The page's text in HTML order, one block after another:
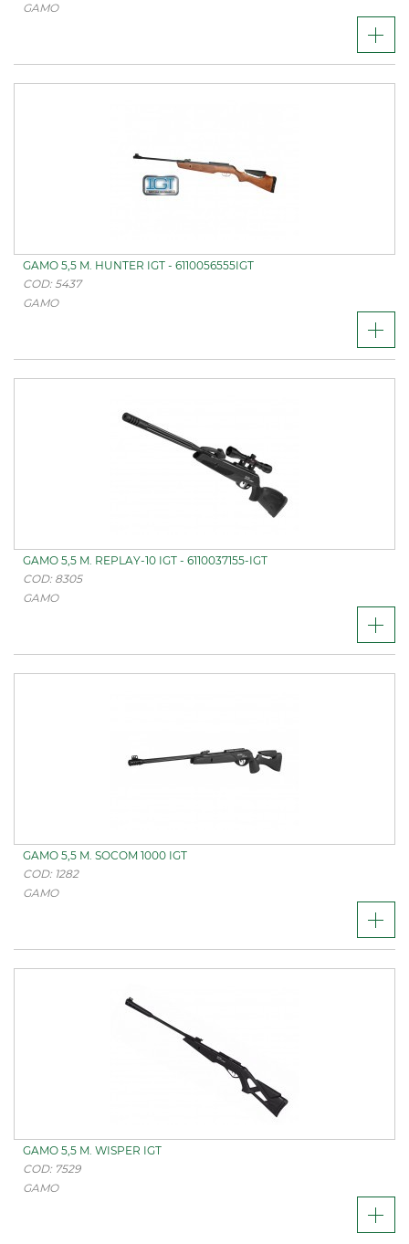
GAMO
GAMO 5,5 M. HUNTER IGT - 6110056555IGT
COD: 5437
GAMO
GAMO 5,5 M. REPLAY-10 IGT - 6110037155-IGT
COD: 8305
GAMO
GAMO 5,5 M. SOCOM 1000 IGT
COD: 1282
GAMO
GAMO 5,5 M. WISPER IGT
COD: 7529
GAMO